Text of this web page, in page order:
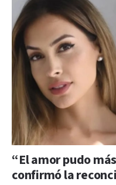
“El amor pudo
confirmó la